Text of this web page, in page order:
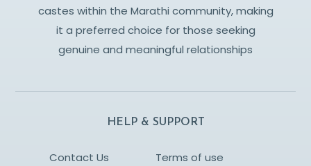
castes within the Marathi community, making
it a preferred choice for those seeking
genuine and meaningful relationships
HELP & SUPPORT
Contact Us
Terms of use